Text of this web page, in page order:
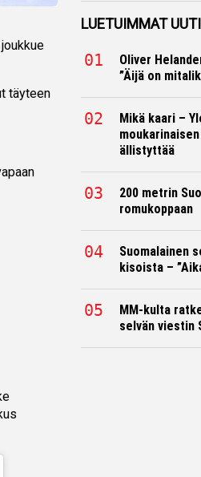
täyteen
LUETUIMMAT
Oliver
”Äijä on
Mikä kaari –
ällistyttää
200 metrin
romukoppaan
Suomalainen
kisoista –
MM-kulta
selvän viestin